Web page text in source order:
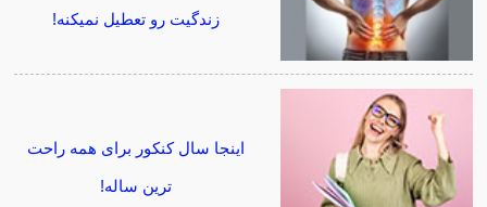
زندگیت رو تعطیل نمیکنه!
اینجا سال کنکور برای همه راحت
ترین ساله!